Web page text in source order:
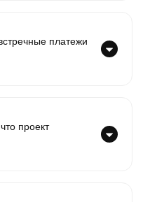
платежи
проект